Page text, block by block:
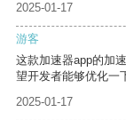
2025-01-17
游客
这款加速器app的加
望开发者能够优化一
2025-01-17